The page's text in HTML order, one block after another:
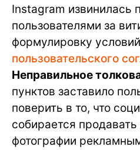
Instagram извинилась
пользователями за
формулировку условий
пользовательского
Неправильное
пунктов заставило
поверить в то, что
собирается продавать
фотографии